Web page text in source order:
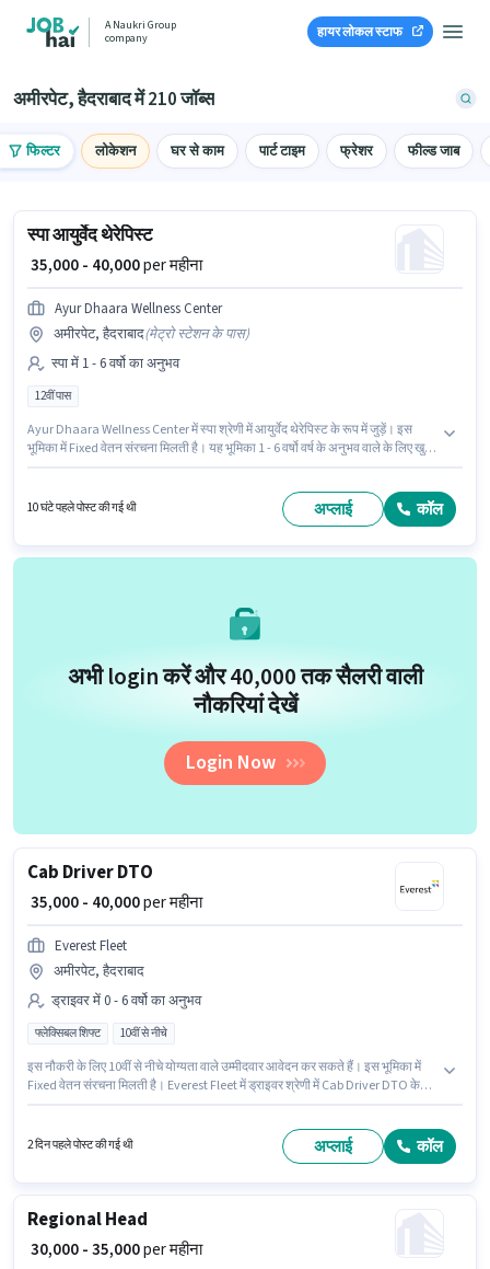
A Naukri Group
company
हायर लोकल स्टाफ
अमीरपेट, हैदराबाद में 210 जॉब्स
फिल्टर लोकेशन घर से काम पार्ट टाइम फ्रेशर फील्ड जाब
स्पा आयुर्वेद थेरेपिस्ट
₹ 35,000 - 40,000per महीना
Ayur Dhaara Wellness Center
अमीरपेट, हैदराबाद(मेट्रो स्टेशन के पास)
स्पा में 1 - 6 वर्षो का अनुभव
12वीं पास
Ayur Dhaara Wellness Center में स्पा श्रेणी में आयुर्वेद थेरेपिस्ट के रूप में जुड़ें। इस
भूमिका में Fixed वेतन संरचना मिलती है। यह भूमिका 1 - 6 वर्षो वर्ष के अनुभव वाले के लिए खुली
10 घंटे पहले पोस्ट की गई थी अप्लाई कॉल
अभी login करें और ₹40,000 तक सैलरी वाली
नौकरियां देखें
Login Now
Cab Driver DTO
₹ 35,000 - 40,000per महीना
Everest Fleet
अमीरपेट, हैदराबाद
ड्राइवर में 0 - 6 वर्षो का अनुभव
फ्लेक्सिबल शिफ्ट 10वीं से नीचे
इस नौकरी के लिए 10वीं से नीचे योग्यता वाले उम्मीदवार आवेदन कर सकते हैं। इस भूमिका में
Fixed वेतन संरचना मिलती है। Everest Fleet में ड्राइवर श्रेणी में Cab Driver DTO के
फ्लेक्सिबल शिफ्ट और 6 days working प्रति सप्ताह है।
2 दिन पहले पोस्ट की गई थी अप्लाई कॉल
Regional Head
₹ 30,000 - 35,000per महीना